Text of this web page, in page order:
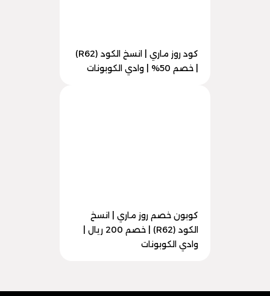
كود روز ماري | انسخ الكود (R62)
| خصم 50% | وادي الكوبونات
كوبون خصم روز ماري | انسخ
الكود (R62) | خصم 200 ريال |
وادي الكوبونات